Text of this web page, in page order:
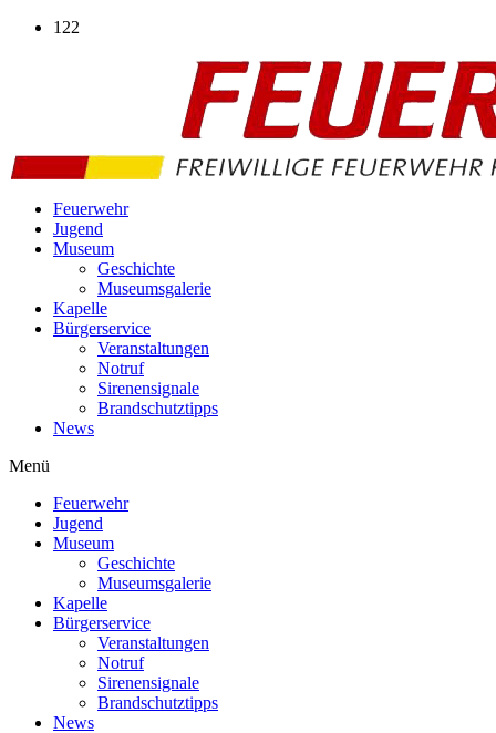
Zum
122
Feuerwehr
Jugend
Museum
Geschichte
Museumsgalerie
Kapelle
Bürgerservice
Veranstaltungen
Notruf
Sirenensignale
Brandschutztipps
News
Menü
Feuerwehr
Jugend
Museum
Geschichte
Museumsgalerie
Kapelle
Bürgerservice
Veranstaltungen
Notruf
Sirenensignale
Brandschutztipps
News